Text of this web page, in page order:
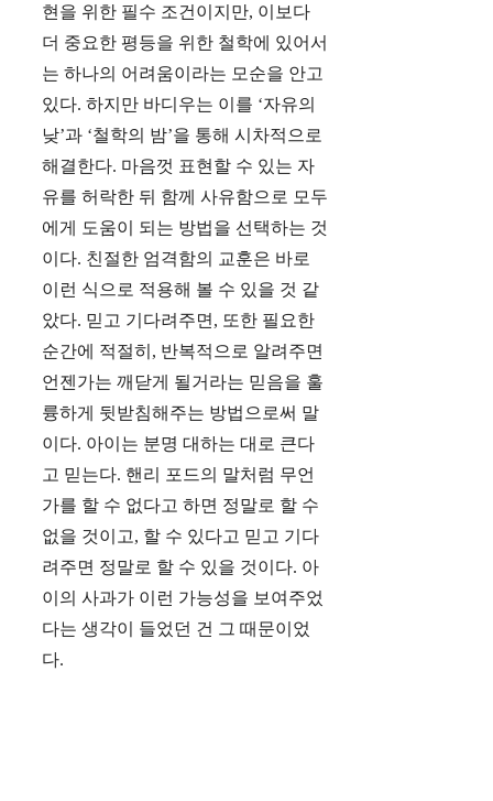
현을 위한 필수 조건이지만, 이보다
더 중요한 평등을 위한 철학에 있어서
는 하나의 어려움이라는 모순을 안고
있다. 하지만 바디우는 이를 ‘자유의
낮’과 ‘철학의 밤’을 통해 시차적으로
해결한다. 마음껏 표현할 수 있는 자
유를 허락한 뒤 함께 사유함으로 모두
에게 도움이 되는 방법을 선택하는 것
이다. 친절한 엄격함의 교훈은 바로
이런 식으로 적용해 볼 수 있을 것 같
았다. 믿고 기다려주면, 또한 필요한
순간에 적절히, 반복적으로 알려주면
언젠가는 깨닫게 될거라는 믿음을 훌
륭하게 뒷받침해주는 방법으로써 말
이다. 아이는 분명 대하는 대로 큰다
고 믿는다. 핸리 포드의 말처럼 무언
가를 할 수 없다고 하면 정말로 할 수
없을 것이고, 할 수 있다고 믿고 기다
려주면 정말로 할 수 있을 것이다. 아
이의 사과가 이런 가능성을 보여주었
다는 생각이 들었던 건 그 때문이었
다.